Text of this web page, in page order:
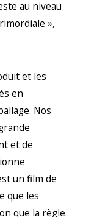
au niveau
»,
et les
en
Nos
et de
un film de
que les
que la règle.